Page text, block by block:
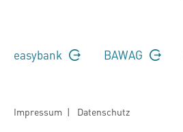
easybank BAWAG
Impressum | Datenschutz